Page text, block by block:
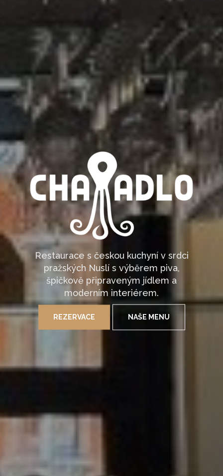
Restaurace s českou kuchyní v srdci
pražských Nuslí s výběrem piva,
špičkově připraveným jídlem a
moderním interiérem.
REZERVACE NAŠE MENU